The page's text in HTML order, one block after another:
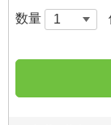
数量